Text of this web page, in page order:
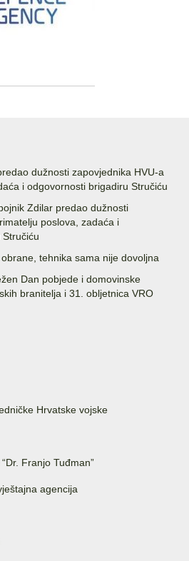
dužnosti zapovjednika HVU-a
i odgovornosti brigadiru Stručiću
Zdilar predao dužnosti
poslova, zadaća i
tehnika sama nije dovoljna
Dan pobjede i domovinske
branitelja i 31. obljetnica VRO
Hrvatske vojske
Franjo Tuđman”
agencija